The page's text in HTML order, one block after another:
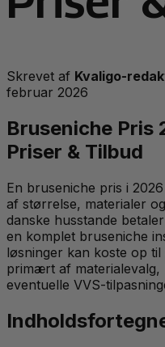
Skrevet af Kvaligo-
februar 2026
Bruseniche
Priser & Tilbud
En bruseniche pris i
af størrelse, materialer
danske husstande
en komplet bruseniche
løsninger kan koste op
primært af
eventuelle VVS-